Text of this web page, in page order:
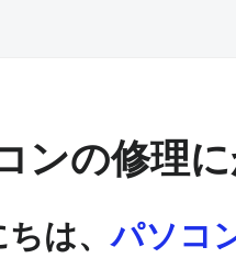
ンの修理
ちは、パソコ